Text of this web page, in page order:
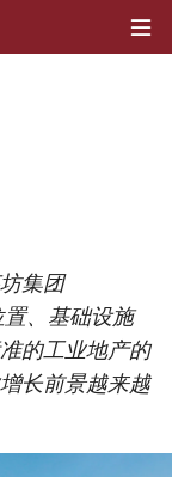
集团
、基础设施
的工业地产的
长前景越来越